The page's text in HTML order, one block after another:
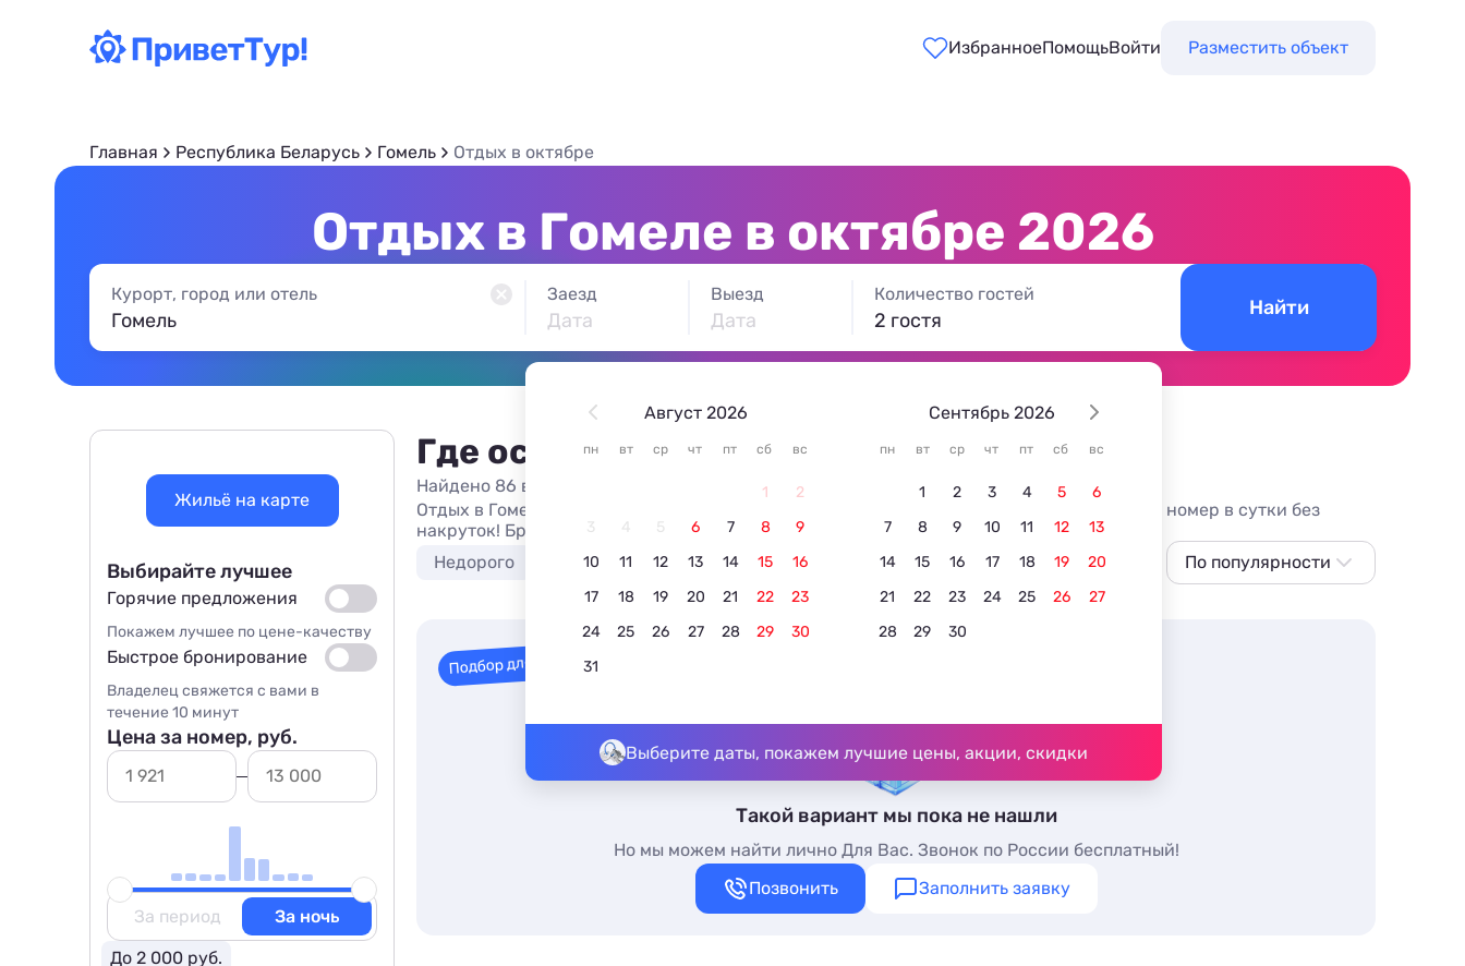
ИзбранноеПомощьВойти Разместить объект
Главная Республика Беларусь Гомель Отдых в октябре
Отдых в Гомеле в октябре 2026
Курорт, город или отель Заезд
Дата
Выезд
Дата
Август 2026
пн вт ср чт пт сб вс
1
2
3
4 5 6 7 8
9
10
11 12 13 14 15
16
17
18 19 20 21 22
23
24
25 26 27 28 29
30
31
Сентябрь 2026
пн вт ср чт пт сб вс
1 2 3 4 5
6
7
8 9 10 11 12
13
14
15 16 17 18 19
20
21
22 23 24 25 26
27
28
29 30
Выберите даты, покажем лучшие цены, акции, скидки
Количество гостей
2 гостя
Найти
Где остановиться в Гомеле
Найдено 86 вариантов жилья из 86
Отдых в Гомеле без посредников у самого моря в октябре 2026. Цены от 1907 рублей за номер в сутки без
накруток! Бронируйте прямо на сайте.
Недорого
С детьми
По популярности
Подбор для вас
Такой вариант мы пока не нашли
Но мы можем найти лично Для Вас. Звонок по России бесплатный!
Позвонить
Заполнить заявку
Жильё на карте
Выбирайте лучшее
Горячие предложения
Покажем лучшее по цене-качеству
Быстрое бронирование
Владелец свяжется с вами в
течение 10 минут
Цена за номер, руб.
За период
За ночь
До 2 000 руб.